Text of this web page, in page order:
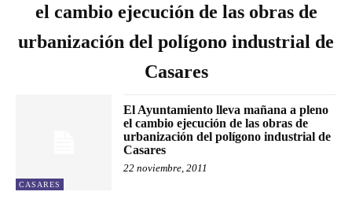
el cambio ejecución de las obras de
urbanización del polígono industrial de
Casares
CASARES
El Ayuntamiento lleva mañana a pleno
el cambio ejecución de las obras de
urbanización del polígono industrial de
Casares
22 noviembre, 2011